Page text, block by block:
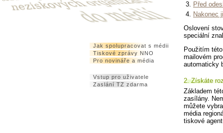
Jak spolupracovat s médii
Tiskové zprávy NNO
Pro novináře a média
Vstup pro uživatele
Zaslání TZ zdarma
Před
Nakonec
Oslovení
speciální
Použitím
mailovém
automaticky
2. Získáte
Základem
zasílány.
můžete
média
tiskové